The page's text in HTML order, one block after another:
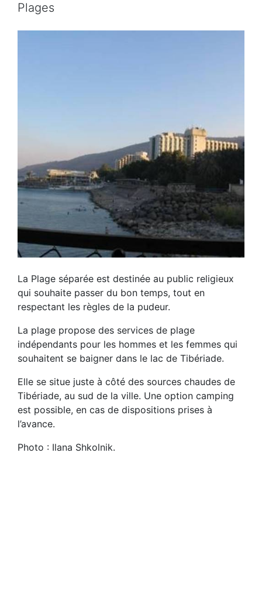
Plages
La Plage séparée est destinée au public religieux
qui souhaite passer du bon temps, tout en
respectant les règles de la pudeur.
La plage propose des services de plage
indépendants pour les hommes et les femmes qui
souhaitent se baigner dans le lac de Tibériade.
Elle se situe juste à côté des sources chaudes de
Tibériade, au sud de la ville. Une option camping
est possible, en cas de dispositions prises à
l’avance.
Photo : Ilana Shkolnik.